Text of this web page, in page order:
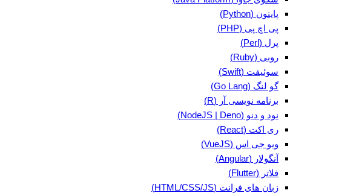
پایتون (Python)
پی اچ پی (PHP)
پرل (Perl)
روبی (Ruby)
سوئیفت (Swift)
گو لنگ (Go Lang)
برنامه نویسی آر (R)
نود و دنو (NodeJS | Deno)
ری اکت (React)
ویو جی اس (VueJS)
آنگولار (Angular)
فلاتر (Flutter)
زبان های فرانت (HTML/CSS/JS)